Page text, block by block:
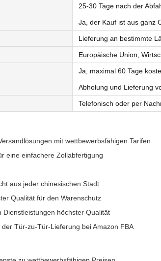
25-30 Tage nach der
Ja, der Kauf ist aus ganz
Lieferung an bestimmte
Europäische Union,
Ja, maximal 60 Tage
Abholung und Lieferung
Telefonisch oder per
mit wettbewerbsfähigen Tarifen
eine einfachere Zollabfertigung
aus jeder chinesischen Stadt
Qualität für den Warenschutz
höchster Qualität
Tür-zu-Tür-Lieferung bei Amazon FBA